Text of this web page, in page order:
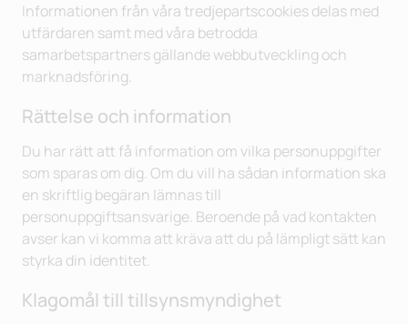
Informationen från våra tredjepartscookies delas med
utfärdaren samt med våra betrodda
samarbetspartners gällande webbutveckling och
marknadsföring.
Rättelse och information
Du har rätt att få information om vilka personuppgifter
som sparas om dig. Om du vill ha sådan information ska
en skriftlig begäran lämnas till
personuppgiftsansvarige. Beroende på vad kontakten
avser kan vi komma att kräva att du på lämpligt sätt kan
styrka din identitet.
Klagomål till tillsynsmyndighet